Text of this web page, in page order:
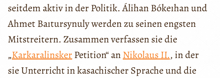
seitdem aktiv in der Politik. Álihan Bókeıhan und
Ahmet Baıtursynuly werden zu seinen engsten
Mitstreitern. Zusammen verfassen sie die
„KarkaralinskerPetition“ anNikolaus II., in der
sie Unterricht in kasachischer Sprache und die